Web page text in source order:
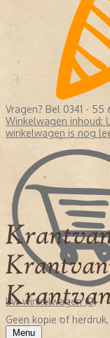
Vragen? Bel 0341 - 55
Winkelwagen inhoud:
winkelwagen is nog
Uw winkelwagen (0)
Geen kopie of
Menu